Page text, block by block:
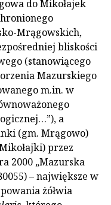
do Mikołajek
Mrągowskich,
bliskości
(stanowiącego
Mazurskiego
m.in. w
a
(gm. Mrągowo)
przez
2000 „Mazurska
– największe w
żółwia